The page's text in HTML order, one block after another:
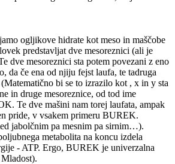
ogljikove hidrate kot meso in maščobe
predstavljat dve mesoreznici (ali je
dve mesoreznici sta potem povezani z eno
da če ena od njiju fejst laufa, te tadruga
bi se to izrazilo kot , x in y sta
in druge mesoreznice, od tod ime
Te dve mašini nam torej laufata, ampak
pride, v vsakem primeru BUREK.
jabolčnim pa mesnim pa sirnim…).
metabolita na koncu izdela
- ATP. Ergo, BUREK je univerzalna